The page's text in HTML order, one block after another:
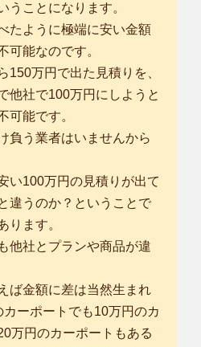
うことになります。
たように極端に安い金額
可能なのです。
150万円で出た見積りを、
他社で100万円にしようと
可能です。
負う業者はいませんから
い100万円の見積りが出て
違うのか？ということで
ります。
他社とプランや商品が違
ば金額に差は当然生まれ
ーポートでも10万円のカ
万円のカーポートもある